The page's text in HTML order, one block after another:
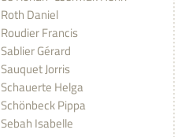
Roth Daniel
Roudier Francis
Sablier Gérard
Sauquet Jorris
Schauerte Helga
Schönbeck Pippa
Sebah Isabelle